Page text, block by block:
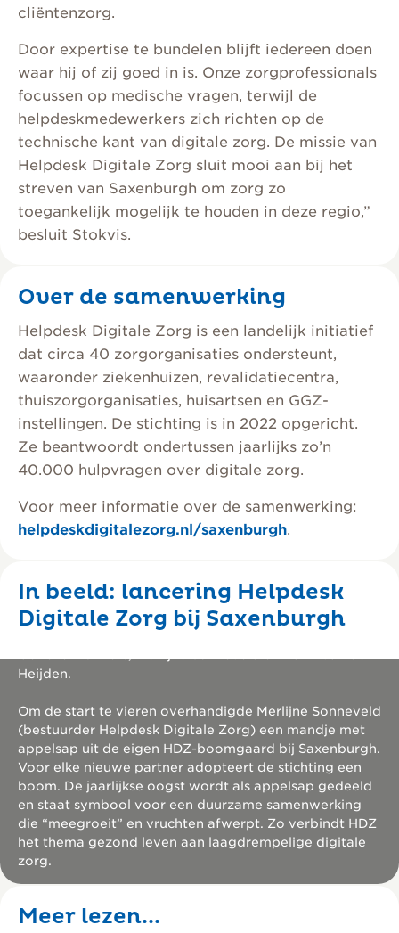
cliëntenzorg.
Door expertise te bundelen blijft iedereen doen
waar hij of zij goed in is. Onze zorgprofessionals
focussen op medische vragen, terwijl de
helpdeskmedewerkers zich richten op de
technische kant van digitale zorg. De missie van
Helpdesk Digitale Zorg sluit mooi aan bij het
streven van Saxenburgh om zorg zo
toegankelijk mogelijk te houden in deze regio,”
besluit Stokvis.
Over de samenwerking
Helpdesk Digitale Zorg is een landelijk initiatief
dat circa 40 zorgorganisaties ondersteunt,
waaronder ziekenhuizen, revalidatiecentra,
thuiszorgorganisaties, huisartsen en GGZ-
instellingen. De stichting is in 2022 opgericht.
Ze beantwoordt ondertussen jaarlijks zo’n
40.000 hulpvragen over digitale zorg.
Voor meer informatie over de samenwerking:
helpdeskdigitalezorg.nl/saxenburgh.
In beeld: lancering Helpdesk
Digitale Zorg bij Saxenburgh
Een deel van de projectgroep voor Helpdesk Digitale
Zorg bij Saxenburgh.
Heijden.
Om de start te vieren overhandigde Merlijne Sonneveld
(bestuurder Helpdesk Digitale Zorg) een mandje met
appelsap uit de eigen HDZ-boomgaard bij Saxenburgh.
Voor elke nieuwe partner adopteert de stichting een
boom. De jaarlijkse oogst wordt als appelsap gedeeld
en staat symbool voor een duurzame samenwerking
die “mee­groeit” en vruchten afwerpt. Zo verbindt HDZ
het thema gezond leven aan laag­drempelige digitale
zorg.
Meer lezen...